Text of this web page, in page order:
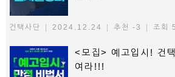
건택사단 2024.12.24 추천 -3 조회
<모집> 예고입시! 건
여라!!!